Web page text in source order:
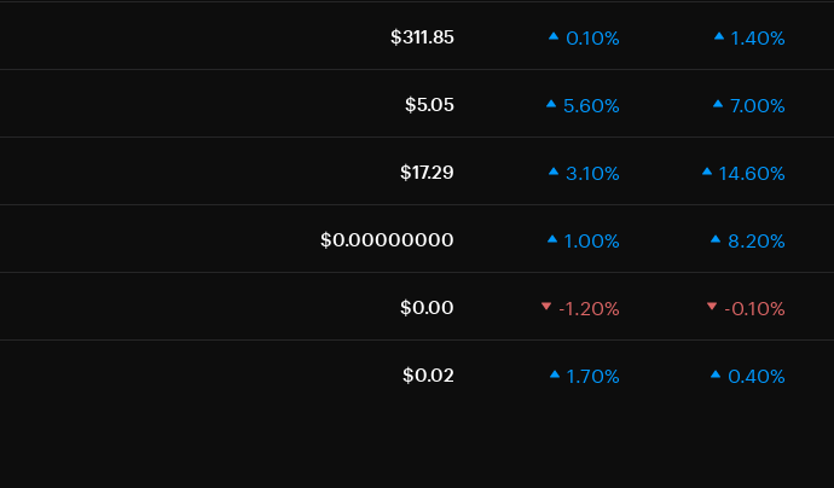
$311.85 0.10% 1.40%
$5.05 5.60% 7.00%
$17.29 3.10% 14.60%
$0.00000000 1.00% 8.20%
$0.00 -1.20% -0.10%
$0.02 1.70% 0.40%